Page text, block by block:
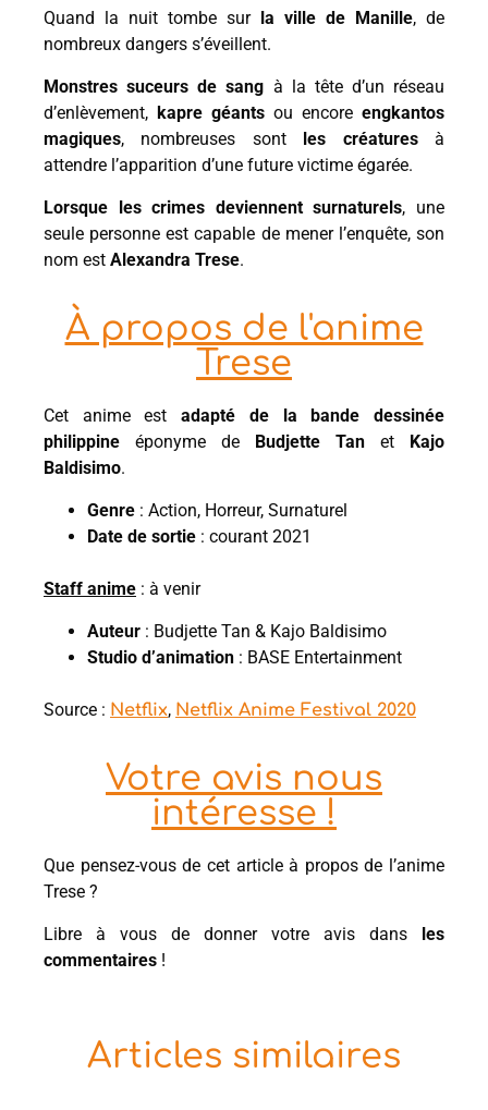
Quand la nuit tombe sur la ville de Manille, de
nombreux dangers s’éveillent.
Monstres suceurs de sang à la tête d’un réseau
d’enlèvement, kapre géants ou encore engkantos
magiques, nombreuses sont les créaturesà
attendre l’apparition d’une future victime égarée.
Lorsque les crimes deviennent surnaturels, une
seule personne est capable de mener l’enquête, son
nom est Alexandra Trese.
À propos de l'anime
Trese
Cet anime estadapté de la bande dessinée
philippine éponyme de Budjette Tan et
Kajo
Baldisimo.
Genre : Action, Horreur, Surnaturel
Date de sortie : courant 2021
Staff anime : à venir
Auteur : Budjette Tan & Kajo Baldisimo
Studio d’animation : BASE Entertainment
Source : Netflix, Netflix Anime Festival 2020
Votre avis nous
intéresse !
Que pensez-vous de cet article à propos de l’anime
Trese ?
Libre à vous de donner votre avis dans
les
commentaires !
Articles similaires